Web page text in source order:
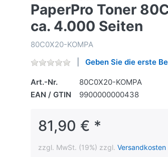
PaperPro Toner
ca. 4.000 Seiten
80C0X20-KOMPA
Geben Sie die erste
Art.-Nr.
80C0X20-KOMPA
EAN / GTIN
9900000000438
81,90 € *
zzgl. MwSt. (19%) zzgl. Versandkosten